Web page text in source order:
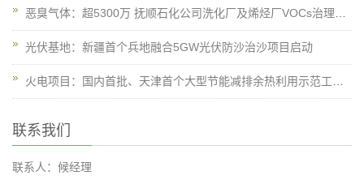
光伏基地：新疆首个兵地融合5GW光伏防沙治沙项目启动
联系我们
联系人：候经理